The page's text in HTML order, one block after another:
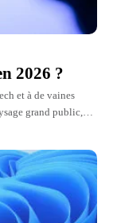
2026 ?
et à de vaines
grand public,